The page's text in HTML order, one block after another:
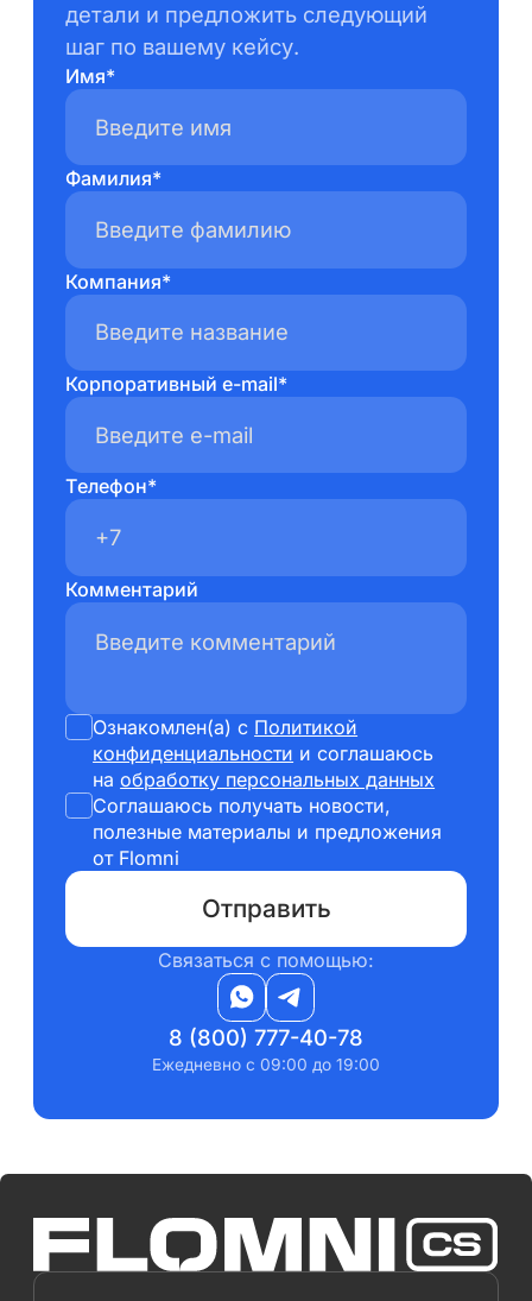
детали и предложить следующий
шаг по вашему кейсу.
Имя*
Фамилия*
Компания*
Корпоративный e-mail*
Телефон*
Комментарий
Ознакомлен(а) с Политикой
конфиденциальности и соглашаюсь
наобработку персональных данных
Соглашаюсь получать новости,
полезные материалы и предложения
от Flomni
Отправить
Связаться c помощью:
8 (800) 777-40-78
Ежедневно с 09:00 до 19:00